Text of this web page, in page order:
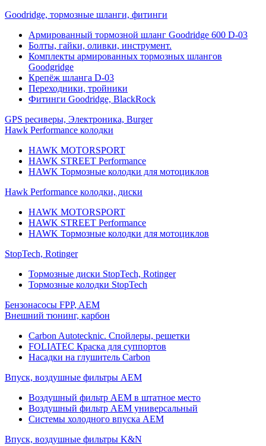
Goodridge, тормозные шланги, фитинги
Армированный тормозной шланг Goodridge 600 D-03
Болты, гайки, оливки, инструмент.
Комплекты армированных тормозных шлангов
Goodgridge
Крепёж шланга D-03
Переходники, тройники
Фитинги Goodridge, BlackRock
GPS ресиверы, Электроника, Burger
Hawk Performance колодки
HAWK MOTORSPORT
HAWK STREET Performance
HAWK Тормозные колодки для мотоциклов
Hawk Performance колодки, диски
HAWK MOTORSPORT
HAWK STREET Performance
HAWK Тормозные колодки для мотоциклов
StopTech, Rotinger
Тормозные диски StopTech, Rotinger
Тормозные колодки StopTech
Бензонасосы FPP, AEM
Внешний тюнинг, карбон
Carbon Autotecknic. Спойлеры, решетки
FOLIATEC Краска для суппортов
Насадки на глушитель Carbon
Впуск, воздушные фильтры AEM
Воздушный фильтр AEM в штатное место
Воздушный фильтр AEM универсальный
Системы холодного впуска AEM
Впуск, воздушные фильтры K&N